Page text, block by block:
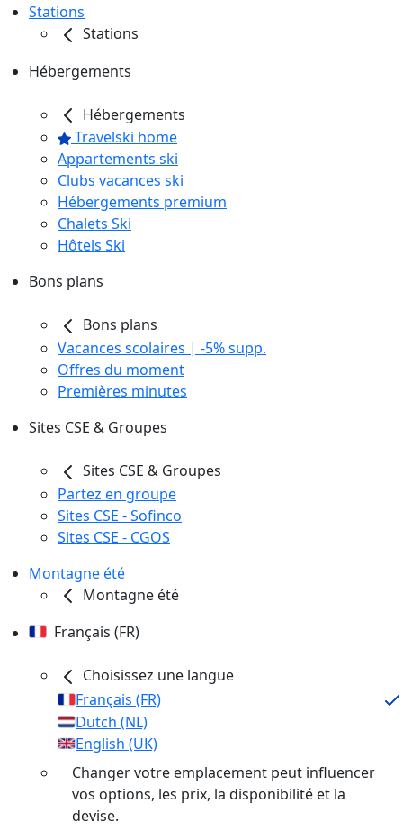
Stations
Stations
Hébergements
Hébergements
Travelski home
Appartements ski
Clubs vacances ski
Hébergements premium
Chalets Ski
Hôtels Ski
Bons plans
Bons plans
Vacances scolaires | -5% supp.
Offres du moment
Premières minutes
Sites CSE & Groupes
Sites CSE & Groupes
Partez en groupe
Sites CSE - Sofinco
Sites CSE - CGOS
Montagne été
Montagne été
Français (FR)
Choisissez une langue
Français (FR)
Dutch (NL)
English (UK)
Changer votre emplacement peut influencer
vos options, les prix, la disponibilité et la
devise.